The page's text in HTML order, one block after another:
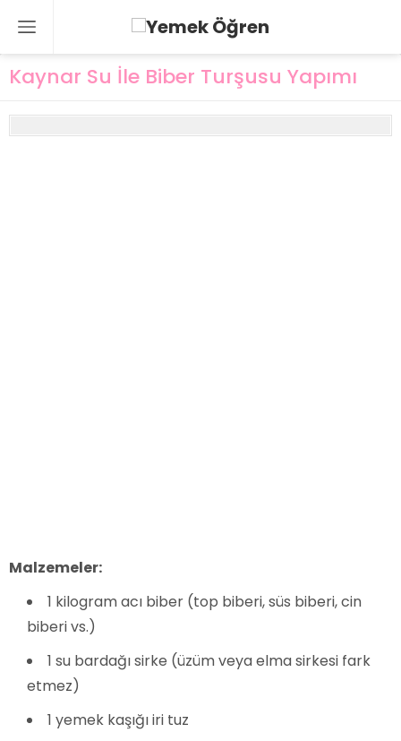
Kaynar Su İle Biber Turşusu Yapımı
Malzemeler:
1 kilogram acı biber (top biberi, süs biberi, cin
biberi vs.)
1 su bardağı sirke (üzüm veya elma sirkesi fark
etmez)
1 yemek kaşığı iri tuz